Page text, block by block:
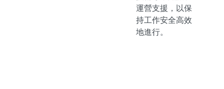
運營支援，以保
持工作安全高效
地進行。